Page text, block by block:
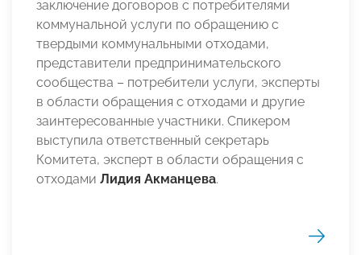
заключение договоров с потребителями
коммунальной услуги по обращению с
твердыми коммунальными отходами,
представители предпринимательского
сообщества – потребители услуги, эксперты
в области обращения с отходами и другие
заинтересованные участники. Спикером
выступила ответственный секретарь
Комитета, эксперт в области обращения с
отходами Лидия Акманцева.